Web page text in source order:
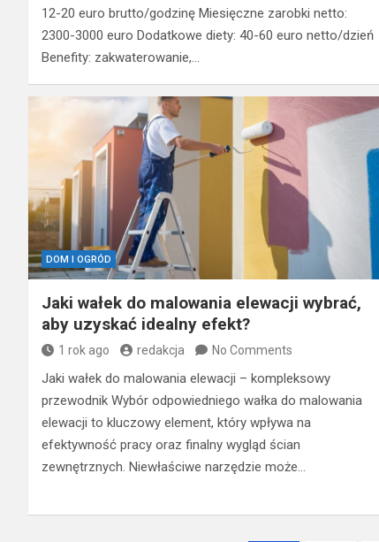
12-20 euro brutto/godzinę Miesięczne zarobki netto:
2300-3000 euro Dodatkowe diety: 40-60 euro netto/dzień
Benefity: zakwaterowanie,…
DOM I OGRÓD
Jaki wałek do malowania elewacji wybrać,
aby uzyskać idealny efekt?
1 rok ago redakcja No Comments
Jaki wałek do malowania elewacji – kompleksowy
przewodnik Wybór odpowiedniego wałka do malowania
elewacji to kluczowy element, który wpływa na
efektywność pracy oraz finalny wygląd ścian
zewnętrznych. Niewłaściwe narzędzie może…